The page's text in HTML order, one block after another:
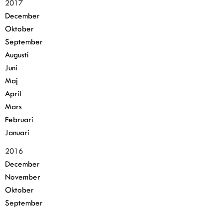
2017
December
Oktober
September
Augusti
Juni
Maj
April
Mars
Februari
Januari
2016
December
November
Oktober
September